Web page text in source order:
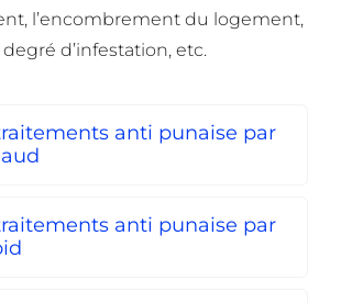
l’encombrement du logement,
degré d’infestation, etc.
anti punaise par
anti punaise par